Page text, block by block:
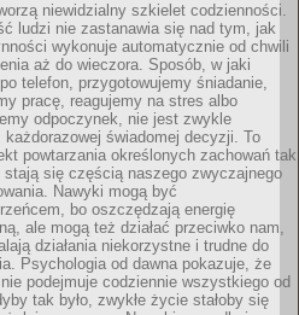
niewidzialny szkielet codzienności.
ludzi nie zastanawia się nad tym, jak
wykonuje automatycznie od chwili
aż do wieczora. Sposób, w jaki
telefon, przygotowujemy śniadanie,
pracę, reagujemy na stres albo
odpoczynek, nie jest zwykle
każdorazowej świadomej decyzji. To
powtarzania określonych zachowań tak
stają się częścią naszego zwyczajnego
Nawyki mogą być
bo oszczędzają energię
ale mogą też działać przeciwko nam,
działania niekorzystne i trudne do
Psychologia od dawna pokazuje, że
podejmuje codziennie wszystkiego od
tak było, zwykłe życie stałoby się